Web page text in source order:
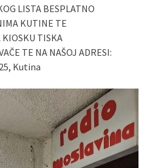
LISTA BESPLATNO
KUTINE TE
KIOSKU TISKA
TE NA NAŠOJ ADRESI:
Kutina